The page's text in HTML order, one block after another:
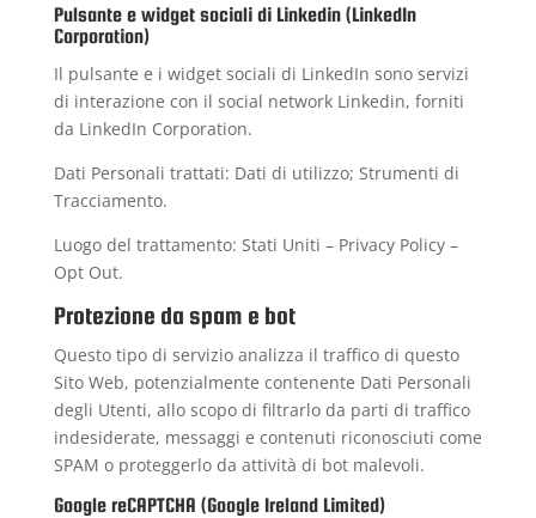
Pulsante e widget sociali di Linkedin (LinkedIn
Corporation)
Il pulsante e i widget sociali di LinkedIn sono servizi
di interazione con il social network Linkedin, forniti
da LinkedIn Corporation.
Dati Personali trattati: Dati di utilizzo; Strumenti di
Tracciamento.
Luogo del trattamento: Stati Uniti – Privacy Policy–
Opt Out.
Protezione da spam e bot
Questo tipo di servizio analizza il traffico di questo
Sito Web, potenzialmente contenente Dati Personali
degli Utenti, allo scopo di filtrarlo da parti di traffico
indesiderate, messaggi e contenuti riconosciuti come
SPAM o proteggerlo da attività di bot malevoli.
Google reCAPTCHA (Google Ireland Limited)